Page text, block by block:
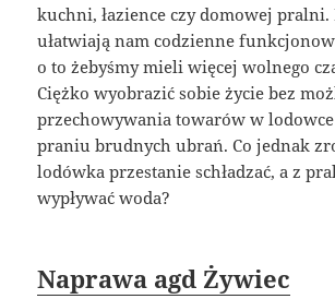
kuchni, łazience czy domowej pralni.
ułatwiają nam codzienne
o to żebyśmy mieli więcej wolnego
Ciężko wyobrazić sobie życie bez
przechowywania towarów w
praniu brudnych ubrań. Co jednak
lodówka przestanie schładzać, a z
wypływać woda?
Naprawa agd Żywiec